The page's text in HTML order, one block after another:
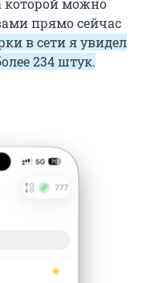
которой можно
прямо сейчас
в сети я увидел
234 штук.